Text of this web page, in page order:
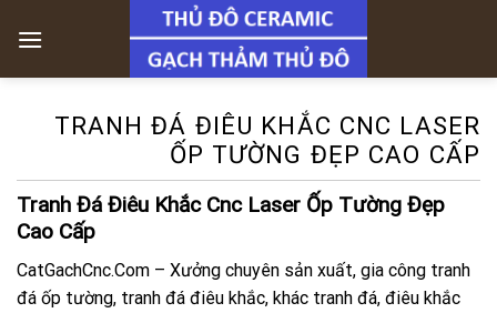
TRANH ĐÁ ĐIÊU KHẮC CNC LASER
ỐP TƯỜNG ĐẸP CAO CẤP
Tranh Đá Điêu Khắc Cnc Laser Ốp Tường Đẹp
Cao Cấp
CatGachCnc.Com – Xưởng chuyên sản xuất, gia công tranh
đá ốp tường, tranh đá điêu khắc, khác tranh đá, điêu khắc